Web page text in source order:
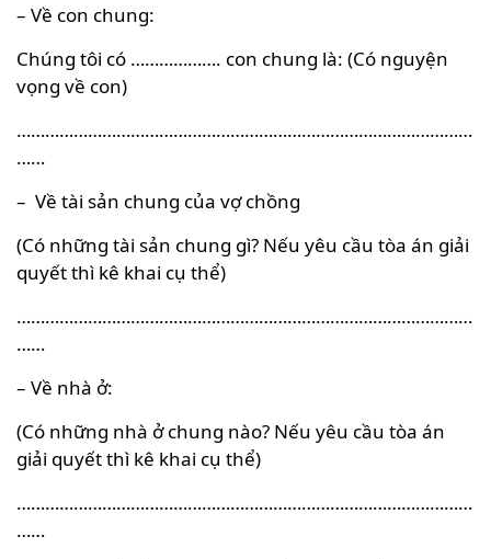
– Về con chung:
Chúng tôi có ………………. con chung là: (Có nguyện
vọng về con)
……………………………………………………………………………………
……
– Về tài sản chung của vợ chồng
(Có những tài sản chung gì? Nếu yêu cầu tòa án giải
quyết thì kê khai cụ thể)
……………………………………………………………………………………
……
– Về nhà ở:
(Có những nhà ở chung nào? Nếu yêu cầu tòa án
giải quyết thì kê khai cụ thể)
……………………………………………………………………………………
……